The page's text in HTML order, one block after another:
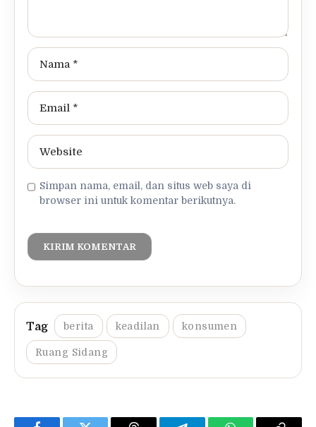
Simpan nama, email, dan situs web saya di
browser ini untuk komentar berikutnya.
berita keadilan konsumen
Ruang Sidang